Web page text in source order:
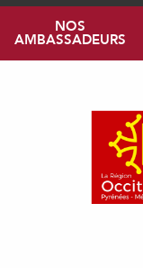
NOS
AMBASSADEURS